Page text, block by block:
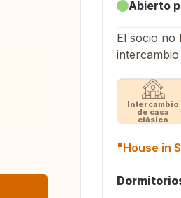
Abierto
El socio no
intercambio
Intercambio
de casa
clásico
"House in